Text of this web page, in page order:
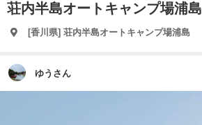
荘内半島オートキャンプ場浦島
[香川県] 荘内半島オートキャンプ場浦島
ゆうさん